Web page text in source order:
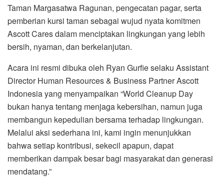
Taman Margasatwa Ragunan, pengecatan pagar, serta
pemberian kursi taman sebagai wujud nyata komitmen
Ascott Cares dalam menciptakan lingkungan yang lebih
bersih, nyaman, dan berkelanjutan.
Acara ini resmi dibuka oleh Ryan Gurfie selaku Assistant
Director Human Resources & Business Partner Ascott
Indonesia yang menyampaikan “World Cleanup Day
bukan hanya tentang menjaga kebersihan, namun juga
membangun kepedulian bersama terhadap lingkungan.
Melalui aksi sederhana ini, kami ingin menunjukkan
bahwa setiap kontribusi, sekecil apapun, dapat
memberikan dampak besar bagi masyarakat dan generasi
mendatang.”